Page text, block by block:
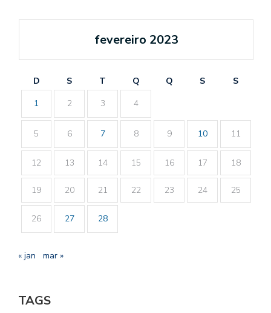
fevereiro 2023
D S T Q Q S
S
1
2 3 4
5 6 7 8 9 10 11
12 13 14 15 16 17 18
19 20 21 22 23 24 25
26 27 28
« jan mar »
TAGS